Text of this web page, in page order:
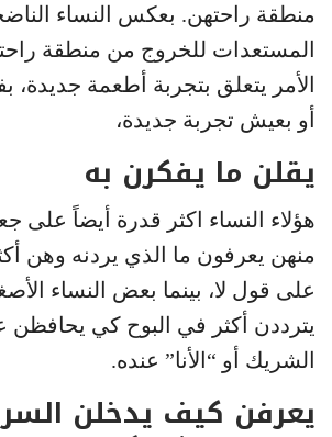
منطقة راحتهن. بعكس النساء
المستعدات للخروج من منطقة
الأمر يتعلق بتجربة أطعمة
أو بعيش تجربة جديدة،
يقلن ما يفكرن به
هؤلاء النساء اكثر قدرة أيضاً على
منهن يعرفون ما الذي يردنه وهن
على قول لا، بينما بعض النساء
يترددن أكثر في البوح كي
الشريك أو “الأنا” عنده.
يعرفن كيف يدخلن